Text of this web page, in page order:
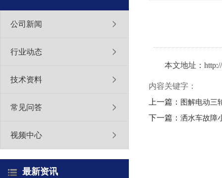
公司新闻
行业动态
技术资料
常见问答
视频中心
最新资讯
本文地址：
内容关键字：
上一篇：
图解电动三
下一篇： 洒水车故障